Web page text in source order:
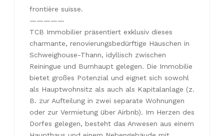
frontière suisse.
—————
TCB Immobilier präsentiert exklusiv dieses
charmante, renovierungsbedürftige Häuschen in
Schweighouse-Thann, idyllisch zwischen
Reiningue und Burnhaupt gelegen. Die Immobilie
bietet großes Potenzial und eignet sich sowohl
als Hauptwohnsitz als auch als Kapitalanlage (z.
B. zur Aufteilung in zwei separate Wohnungen
oder zur Vermietung über Airbnb). Im Herzen des
Dorfes gelegen, besteht das Anwesen aus einem